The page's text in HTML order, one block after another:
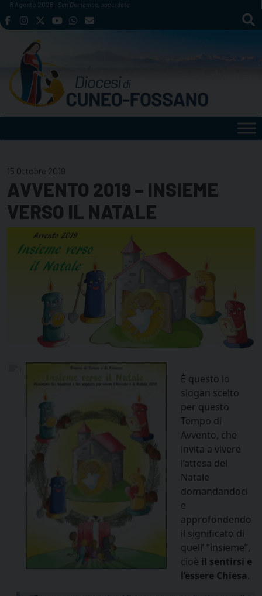
Skip
to
8 Agosto 2026 San Domenico, sacerdote
15 Ottobre 2019
AVVENTO 2019 – INSIEME
VERSO IL NATALE
È questo lo
slogan scelto
per questo
Tempo di
Avvento, che
invita a vivere
l’attesa del
Natale
domandandoci
e
approfondendo
il significato di
quell’ “insieme”,
cioè il sentirsi e
l’essere Chiesa.